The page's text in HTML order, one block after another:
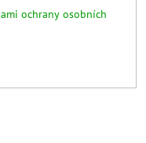
ochrany osobních